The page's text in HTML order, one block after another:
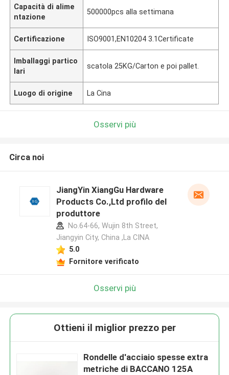
Capacità di alime
ntazione
500000pcs alla settimana
Certificazione ISO9001,EN10204 3.1Certificate
Imballaggi partico
lari
scatola 25KG/Carton e poi pallet.
Luogo di origine La Cina
Osservi più
Circa noi
JiangYin XiangGu Hardware
Products Co.,Ltd profilo del
produttore
No.64-66, Wujin 8th Street,
Jiangyin City, China ,La CINA
5.0
Fornitore verificato
Osservi più
Ottieni il miglior prezzo per
Rondelle d'acciaio spesse extra
metriche di BACCANO 125A